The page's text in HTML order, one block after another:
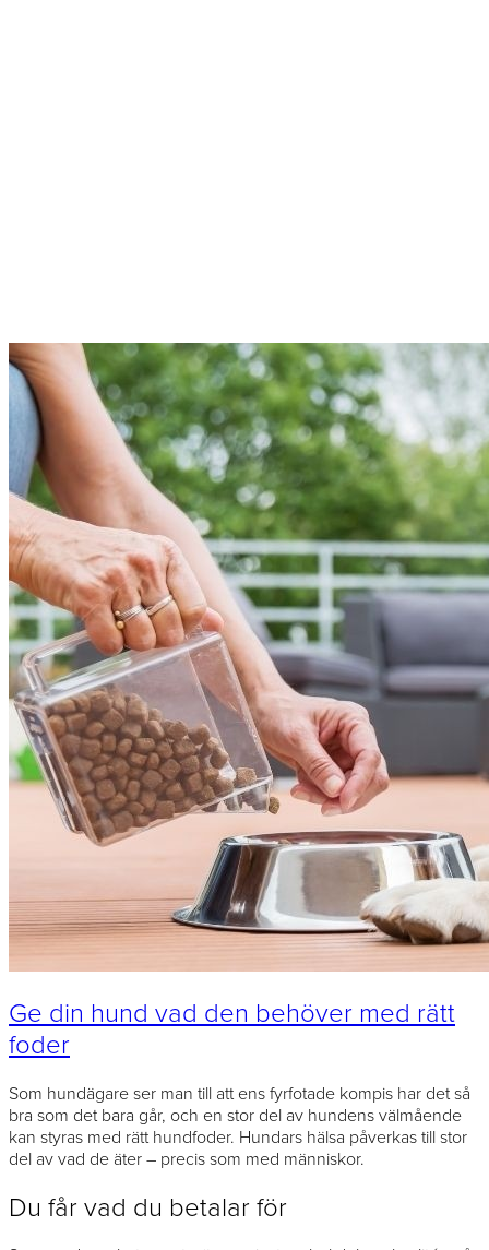
Ge din hund vad den behöver med rätt
foder
Som hundägare ser man till att ens fyrfotade kompis har det så
bra som det bara går, och en stor del av hundens välmående
kan styras med rätt hundfoder. Hundars hälsa påverkas till stor
del av vad de äter – precis som med människor.
Du får vad du betalar för